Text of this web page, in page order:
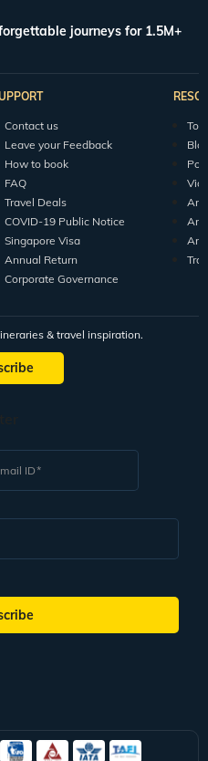
journeys for 1.5M+
Contact us
Leave your Feedback
How to book
FAQ
Travel Deals
COVID-19 Public Notice
Singapore Visa
Annual Return
Corporate Governance
& travel inspiration.
ID